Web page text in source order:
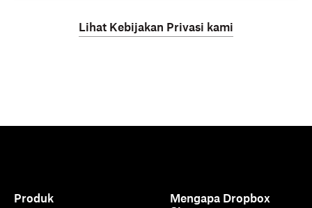
Lihat Kebijakan Privasi kami
Produk
Mengapa Dropbox